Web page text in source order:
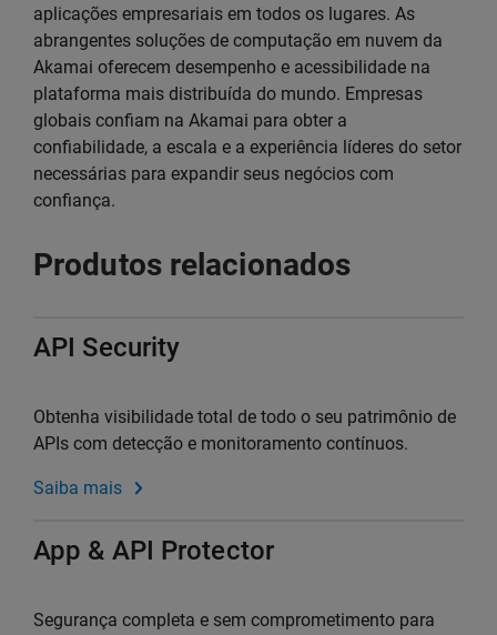
aplicações empresariais em todos os lugares. As
abrangentes soluções de computação em nuvem da
Akamai oferecem desempenho e acessibilidade na
plataforma mais distribuída do mundo. Empresas
globais confiam na Akamai para obter a
confiabilidade, a escala e a experiência líderes do setor
necessárias para expandir seus negócios com
confiança.
Produtos relacionados
API Security
Obtenha visibilidade total de todo o seu patrimônio de
APIs com detecção e monitoramento contínuos.
Saiba mais
App & API Protector
Segurança completa e sem comprometimento para